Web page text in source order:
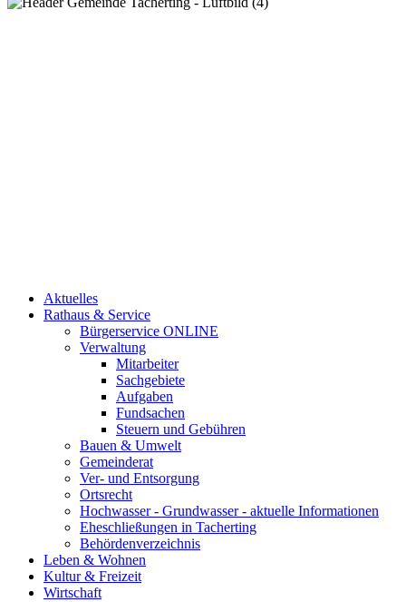
Aktuelles
Rathaus & Service
Bürgerservice ONLINE
Verwaltung
Mitarbeiter
Sachgebiete
Aufgaben
Fundsachen
Steuern und Gebühren
Bauen & Umwelt
Gemeinderat
Ver- und Entsorgung
Ortsrecht
Hochwasser - Grundwasser - aktuelle Informationen
Eheschließungen in Tacherting
Behördenverzeichnis
Leben & Wohnen
Kultur & Freizeit
Wirtschaft